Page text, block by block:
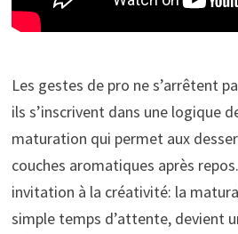
Les gestes de pro ne s’arrêtent
ils s’inscrivent dans une logique
maturation qui permet aux
couches aromatiques après
invitation à la créativité: la
simple temps d’attente, devient